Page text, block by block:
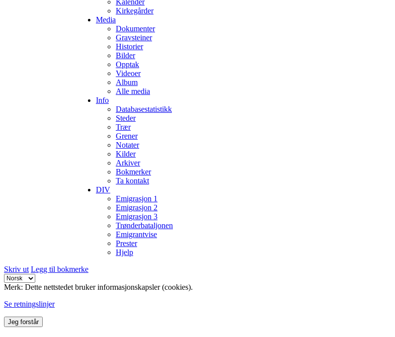
Kalender
Kirkegårder
Media
Dokumenter
Gravsteiner
Historier
Bilder
Opptak
Videoer
Album
Alle media
Info
Databasestatistikk
Steder
Trær
Grener
Notater
Kilder
Arkiver
Bokmerker
Ta kontakt
DIV
Emigrasjon 1
Emigrasjon 2
Emigrasjon 3
Trønderbataljonen
Emigrantvise
Prester
Hjelp
Skriv ut Legg til bokmerke
Merk: Dette nettstedet bruker informasjonskapsler (cookies).
Se retningslinjer
Jeg forstår